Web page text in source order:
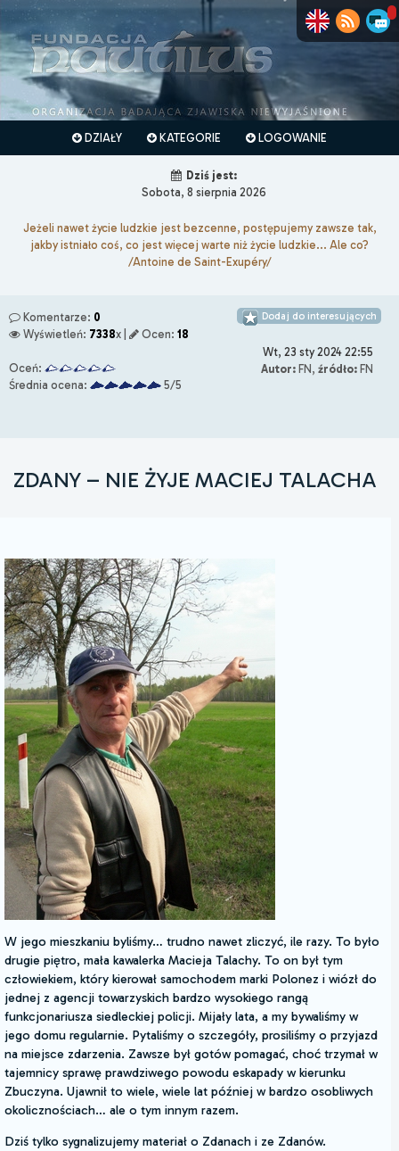
DZIAŁY KATEGORIE LOGOWANIE
Dziś jest:
Sobota, 8 sierpnia 2026
Jeżeli nawet życie ludzkie jest bezcenne, postępujemy zawsze tak,
jakby istniało coś, co jest więcej warte niż życie ludzkie... Ale co?
/Antoine de Saint-Exupéry/
Komentarze: 0
Wyświetleń: 7338x | Ocen: 18
Oceń:
Średnia ocena:
5/5
Dodaj do interesujących
Wt, 23 sty 2024 22:55
Autor: FN, źródło: FN
ZDANY – NIE ŻYJE MACIEJ TALACHA
W jego mieszkaniu byliśmy… trudno nawet zliczyć, ile razy. To było
drugie piętro, mała kawalerka Macieja Talachy. To on był tym
człowiekiem, który kierował samochodem marki Polonez i wiózł do
jednej z agencji towarzyskich bardzo wysokiego rangą
funkcjonariusza siedleckiej policji. Mijały lata, a my bywaliśmy w
jego domu regularnie. Pytaliśmy o szczegóły, prosiliśmy o przyjazd
na miejsce zdarzenia. Zawsze był gotów pomagać, choć trzymał w
tajemnicy sprawę prawdziwego powodu eskapady w kierunku
Zbuczyna. Ujawnił to wiele, wiele lat później w bardzo osobliwych
okolicznościach… ale o tym innym razem.
Dziś tylko sygnalizujemy materiał o Zdanach i ze Zdanów.